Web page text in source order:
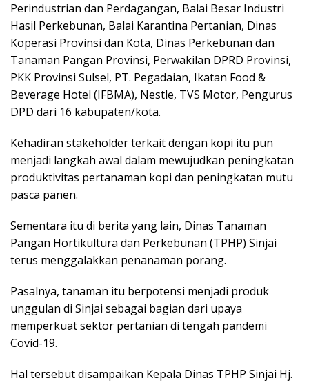
Perindustrian dan Perdagangan, Balai Besar Industri
Hasil Perkebunan, Balai Karantina Pertanian, Dinas
Koperasi Provinsi dan Kota, Dinas Perkebunan dan
Tanaman Pangan Provinsi, Perwakilan DPRD Provinsi,
PKK Provinsi Sulsel, PT. Pegadaian, Ikatan Food &
Beverage Hotel (IFBMA), Nestle, TVS Motor, Pengurus
DPD dari 16 kabupaten/kota.
Kehadiran stakeholder terkait dengan kopi itu pun
menjadi langkah awal dalam mewujudkan peningkatan
produktivitas pertanaman kopi dan peningkatan mutu
pasca panen.
Sementara itu di berita yang lain, Dinas Tanaman
Pangan Hortikultura dan Perkebunan (TPHP) Sinjai
terus menggalakkan penanaman porang.
Pasalnya, tanaman itu berpotensi menjadi produk
unggulan di Sinjai sebagai bagian dari upaya
memperkuat sektor pertanian di tengah pandemi
Covid-19.
Hal tersebut disampaikan Kepala Dinas TPHP Sinjai Hj.